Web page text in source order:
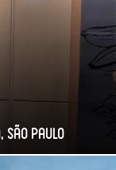
São Paulo